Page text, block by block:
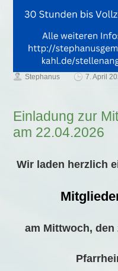
Stephanus 7. April
Einladung zur
am 22.04.2026
Wir laden herzlich
am Mittwoch, den